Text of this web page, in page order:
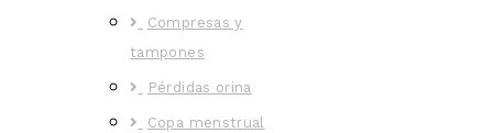
Compresas y
tampones
Pérdidas orina
Copa menstrual